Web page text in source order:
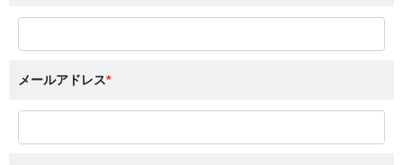
メールアドレス*